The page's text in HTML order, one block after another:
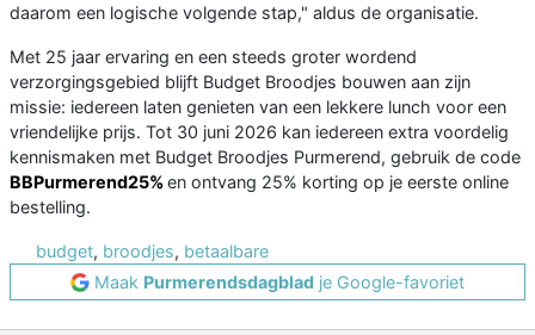
daarom een logische volgende stap," aldus de organisatie.
Met 25 jaar ervaring en een steeds groter wordend
verzorgingsgebied blijft Budget Broodjes bouwen aan zijn
missie: iedereen laten genieten van een lekkere lunch voor een
vriendelijke prijs. Tot 30 juni 2026 kan iedereen extra voordelig
kennismaken met Budget Broodjes Purmerend, gebruik de code
BBPurmerend25%en ontvang 25% korting op je eerste online
bestelling.
budget, broodjes, betaalbare
Maak Purmerendsdagblad je Google-favoriet